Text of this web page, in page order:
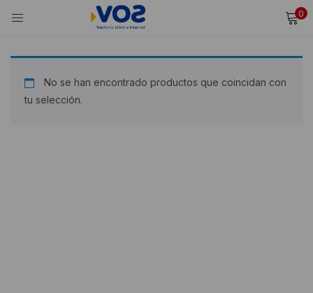
0
INICIAR SESIÓN
No se han encontrado productos que coincidan con
tu selección.